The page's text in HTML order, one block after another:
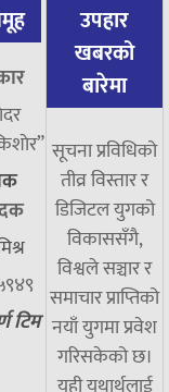
टिम
उपहार
खबरको
बारेमा
सूचना प्रविधिको
तीव्र विस्तार र
डिजिटल युगको
विकाससँगै,
विश्वले सञ्चार र
समाचार प्राप्तिको
नयाँ युगमा प्रवेश
गरिसकेको छ।